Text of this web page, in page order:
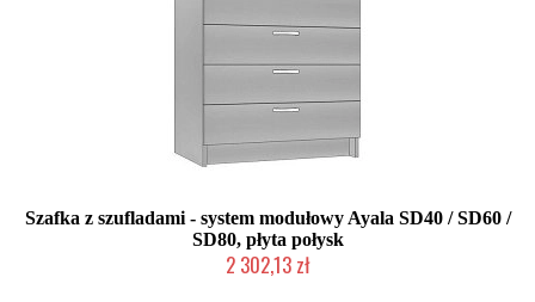
Szafka z szufladami - system modułowy Ayala SD40 / SD60 /
SD80, płyta połysk
2 302,13 zł